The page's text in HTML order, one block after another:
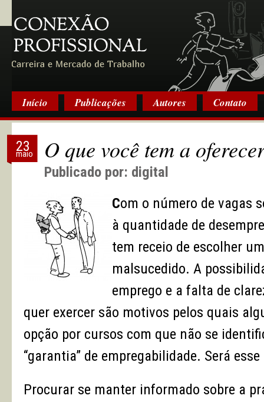
Início Publicações Autores Contato
O que você tem a
Publicado por: digital
23
maio
Com o número de vagas
à quantidade de
tem receio de escolher
malsucedido. A
emprego e a falta de
quer exercer são motivos pelos quais
opção por cursos com que não se
“garantia” de empregabilidade. Será
Procurar se manter informado sobre a